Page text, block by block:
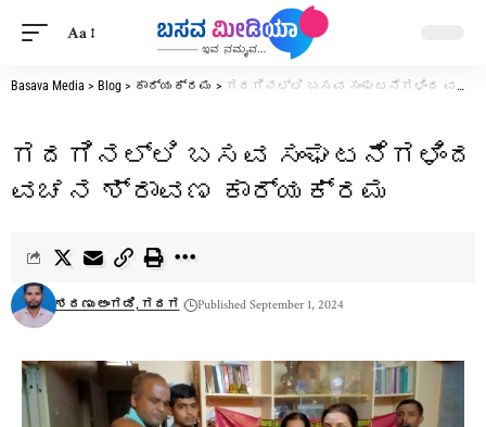
Aa
Basava Media > Blog > ಕಾರ್ಯಕ್ರಮ > ಗದಗಿನಲ್ಲಿ ಬಸವ ಸಂಘಟನೆಗಳಿಂದ ವಚನ ಶ್ರಾವಣ ಕಾರ್ಯಕ್ರಮ
ಗದಗಿನಲ್ಲಿ ಬಸವ ಸಂಘಟನೆಗಳಿಂದ
ವಚನ ಶ್ರಾವಣ ಕಾರ್ಯಕ್ರಮ
ಶರಣು ಅಂಗಡಿ, ಗದಗ Published September 1, 2024